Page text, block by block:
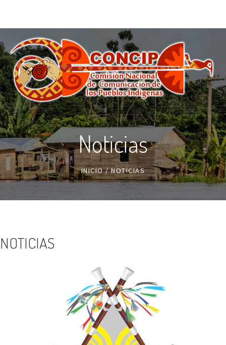
Noticias
INICIO/NOTICIAS
NOTICIAS